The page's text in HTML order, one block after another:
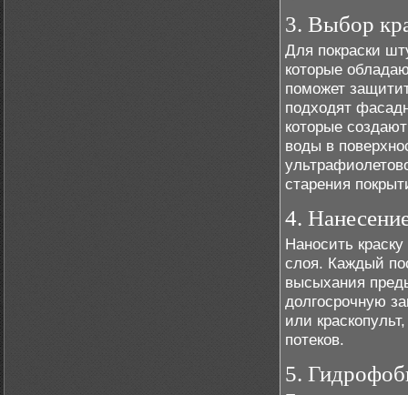
3. Выбор
Для покраски
которые
поможет
подходят
которые
воды в
старения
4.
Наносить
слоя. Каждый
высыхания
долгосрочную
или
потеков.
5.